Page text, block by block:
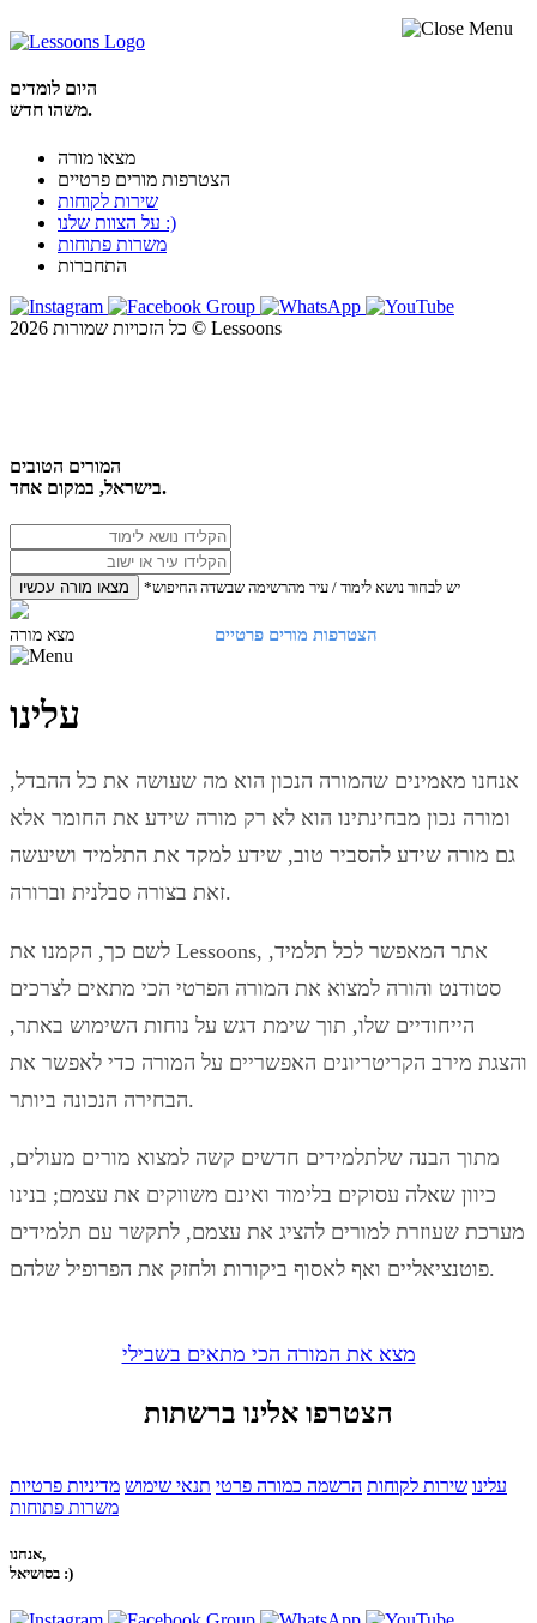
היום לומדים
משהו חדש.
מצאו מורה
הצטרפות מורים פרטיים
שירות לקוחות
על הצוות שלנו :)
משרות פתוחות
התחברות
כל הזכויות שמורות 2026 © Lessoons
המורים הטובים
בישראל, במקום אחד.
מצאו מורה עכשיו *יש לבחור נושא לימוד / עיר מהרשימה שבשדה החיפוש
הצטרפות מורים פרטיים מצא מורה
עלינו
אנחנו מאמינים שהמורה הנכון הוא מה שעושה את כל ההבדל,
ומורה נכון מבחינתינו הוא לא רק מורה שידע את החומר אלא
גם מורה שידע להסביר טוב, שידע למקד את התלמיד ושיעשה
זאת בצורה סבלנית וברורה.
לשם כך, הקמנו את Lessoons, אתר המאפשר לכל תלמיד,
סטודנט והורה למצוא את המורה הפרטי הכי מתאים לצרכים
הייחודיים שלו, תוך שימת דגש על נוחות השימוש באתר,
והצגת מירב הקריטריונים האפשריים על המורה כדי לאפשר את
הבחירה הנכונה ביותר.
מתוך הבנה שלתלמידים חדשים קשה למצוא מורים מעולים,
כיוון שאלה עסוקים בלימוד ואינם משווקים את עצמם; בנינו
מערכת שעוזרת למורים להציג את עצמם, לתקשר עם תלמידים
פוטנציאליים ואף לאסוף ביקורות ולחזק את הפרופיל שלהם.
מצא את המורה הכי מתאים בשבילי
הצטרפו אלינו ברשתות
עלינו שירות לקוחות הרשמה כמורה פרטי תנאי שימוש מדיניות פרטיות
משרות פתוחות
אנחנו,
בסושיאל :)